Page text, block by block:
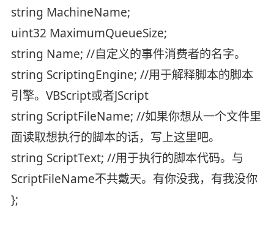
string MachineName;
uint32 MaximumQueueSize;
string Name; //自定义的事件消费者的名字。
string ScriptingEngine; //用于解释脚本的脚本
引擎。VBScript或者JScript
string ScriptFileName; //如果你想从一个文件里
面读取想执行的脚本的话，写上这里吧。
string ScriptText; //用于执行的脚本代码。与
ScriptFileName不共戴天。有你没我，有我没你
};